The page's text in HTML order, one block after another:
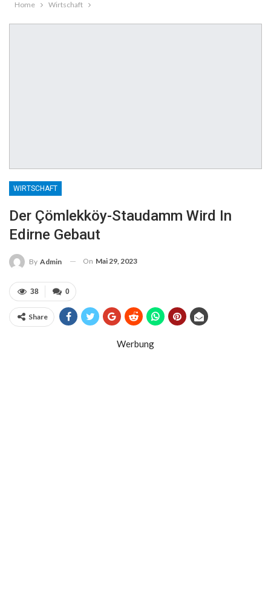
Home Wirtschaft
WIRTSCHAFT
Der Çömlekköy-Staudamm Wird In
Edirne Gebaut
By Admin On Mai 29, 2023
0
38
Share
Werbung